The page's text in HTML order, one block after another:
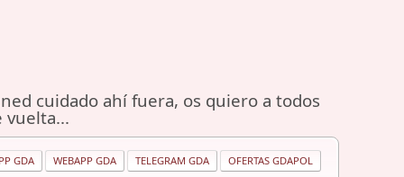
cuidado ahí fuera, os quiero a todos
vuelta...
GDA WEBAPP GDA TELEGRAM GDA OFERTAS GDAPOL